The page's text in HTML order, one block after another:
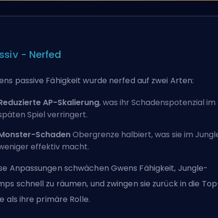
- Nerfed
passive Fähigkeit wurde nerfed auf zwei Arten:
AP-Skalierung, was ihr Schadenspotenzial im
Spiel verringert.
SchadenObergrenze halbiert, was sie im
effektiv macht.
Anpassungen schwächen Gwens Fähigkeit, Jungle-
schnell zu räumen, und zwingen sie zurück in die
als ihre primäre Rolle.